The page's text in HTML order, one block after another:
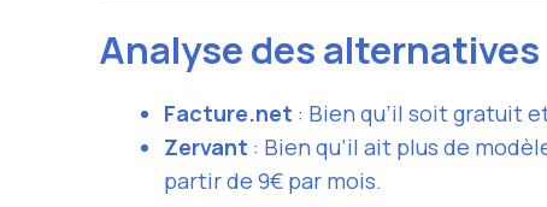
Analyse des alternatives
Facture.net : Bien qu’il soit gratuit
Zervant : Bien qu’il ait plus de
partir de 9€ par mois.